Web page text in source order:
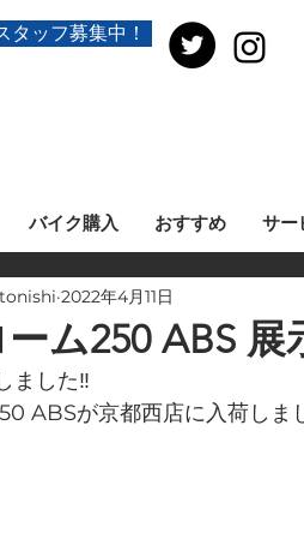
タッフ募集中！
バイク購入 おすすめ サー
ム250 ABS
2022年4月11日
ました‼
ABSが京都西店に入荷し